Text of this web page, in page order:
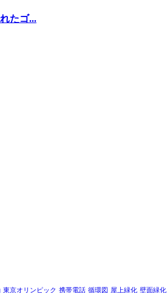
たゴ...
東京オリンピック 携帯電話 循環図 屋上緑化 壁面緑化